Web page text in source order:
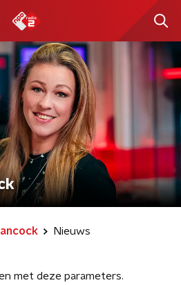
Nieuws
met deze parameters.